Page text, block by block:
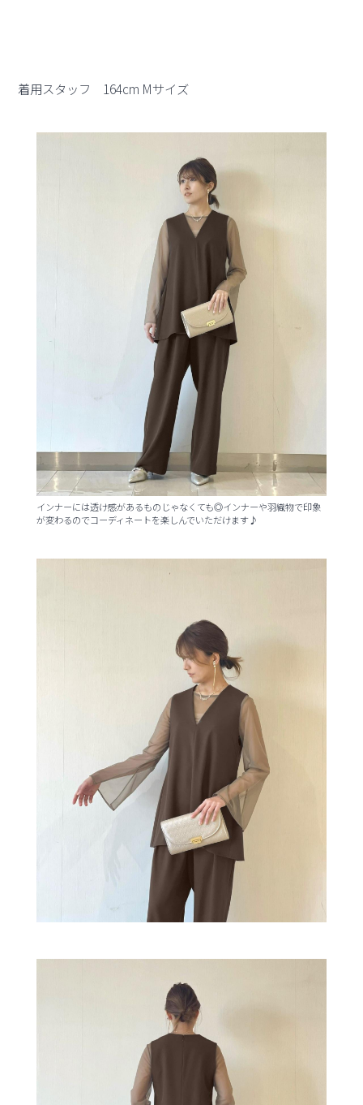
着用スタッフ 164cm Mサイズ
インナーには透け感があるものじゃなくても◎インナーや羽織物で印象
が変わるのでコーディネートを楽しんでいただけます♪